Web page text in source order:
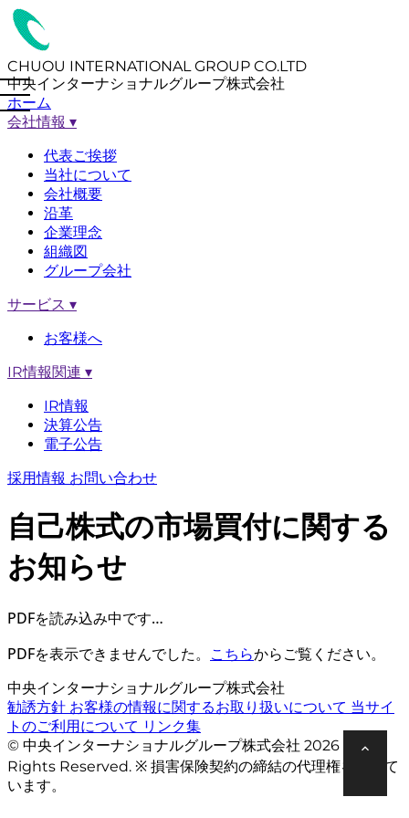
CHUOU INTERNATIONAL GROUP CO.LTD
中央インターナショナルグループ株式会社
ホーム
会社情報 ▾
代表ご挨拶
当社について
会社概要
沿革
企業理念
組織図
グループ会社
サービス ▾
お客様へ
IR情報関連 ▾
IR情報
決算公告
電子公告
採用情報 お問い合わせ
自己株式の市場買付に関する
お知らせ
PDFを読み込み中です…
PDFを表示できませんでした。 こちらからご覧ください。
中央インターナショナルグループ株式会社
勧誘方針 お客様の情報に関するお取り扱いについて 当サイ
トのご利用について リンク集
© 中央インターナショナルグループ株式会社 2026 All
Rights Reserved. ※ 損害保険契約の締結の代理権を有して
います。